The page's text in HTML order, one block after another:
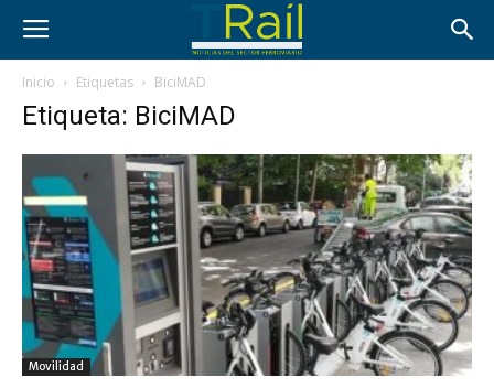
Inicio Etiquetas BiciMAD
Etiqueta: BiciMAD
Movilidad